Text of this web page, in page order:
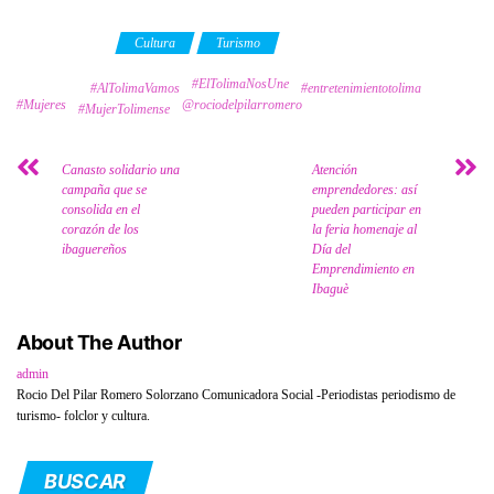
Cultura Turismo
#AlTolimaVamos #ElTolimaNosUne
#entretenimientotolima
#Mujeres
#MujerTolimense @rociodelpilarromero
Canasto solidario una
campaña que se
consolida en el
corazón de los
ibaguereños
Atención
emprendedores: así
pueden participar en
la feria homenaje al
Día del
Emprendimiento en
Ibaguè
About The Author
admin
Rocio Del Pilar Romero Solorzano Comunicadora Social -Periodistas periodismo de
turismo- folclor y cultura.
BUSCAR